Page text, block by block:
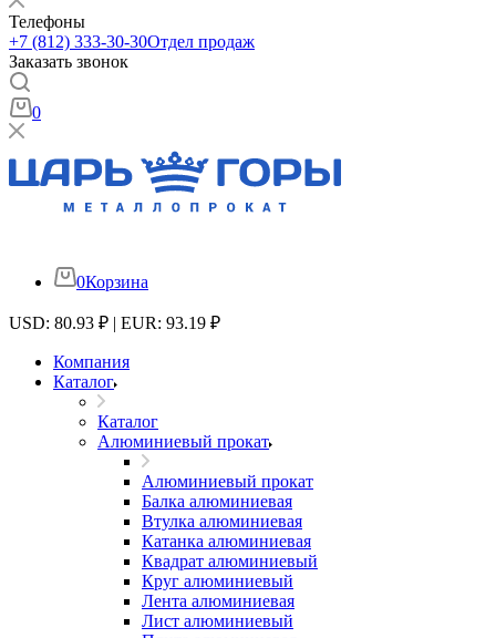
Телефоны
+7 (812) 333-30-30Отдел продаж
Заказать звонок
0
0Корзина
USD: 80.93 ₽ | EUR: 93.19 ₽
Компания
Каталог
Каталог
Алюминиевый прокат
Алюминиевый прокат
Балка алюминиевая
Втулка алюминиевая
Катанка алюминиевая
Квадрат алюминиевый
Круг алюминиевый
Лента алюминиевая
Лист алюминиевый